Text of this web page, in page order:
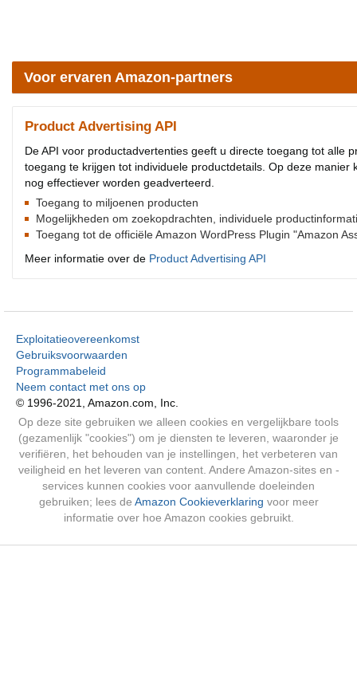
Voor ervaren Amazon-partners
Product Advertising API
De API voor productadvertenties geeft u directe toegang tot alle
toegang te krijgen tot individuele productdetails. Op deze
nog effectiever worden geadverteerd.
Toegang to miljoenen producten
Mogelijkheden om zoekopdrachten, individuele
Toegang tot de officiële Amazon WordPress Plugin "Amazon
Meer informatie over de Product Advertising API
Exploitatieovereenkomst
Gebruiksvoorwaarden
Programmabeleid
Neem contact met ons op
© 1996-2021, Amazon.com, Inc.
Op deze site gebruiken we alleen cookies en vergelijkbare tools
(gezamenlijk "cookies") om je diensten te leveren, waaronder je
verifiëren, het behouden van je instellingen, het verbeteren van
veiligheid en het leveren van content. Andere Amazon-sites en -
services kunnen cookies voor aanvullende doeleinden
gebruiken; lees de Amazon Cookieverklaring voor meer
informatie over hoe Amazon cookies gebruikt.